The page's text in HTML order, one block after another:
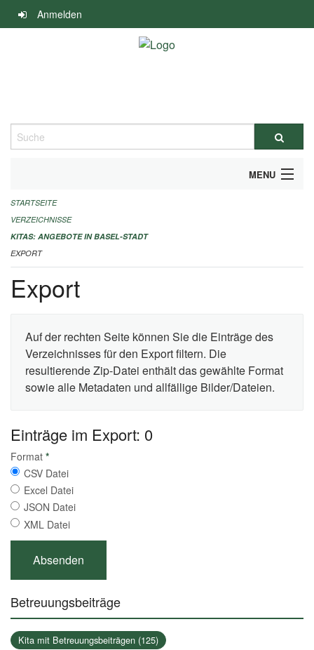
Navigation
überspringen
Anmelden
Suche
MENU
ALLGEMEINE INFORMATIONEN
IMPRESSUM
STARTSEITE
VERZEICHNISSE
KITAS: ANGEBOTE IN BASEL-STADT
EXPORT
Export
Auf der rechten Seite können Sie die Einträge des
Verzeichnisses für den Export filtern. Die
resultierende Zip-Datei enthält das gewählte Format
sowie alle Metadaten und allfällige Bilder/Dateien.
Einträge im Export: 0
Format *
CSV Datei
Excel Datei
JSON Datei
XML Datei
Betreuungsbeiträge
Kita mit Betreuungsbeiträgen (125)